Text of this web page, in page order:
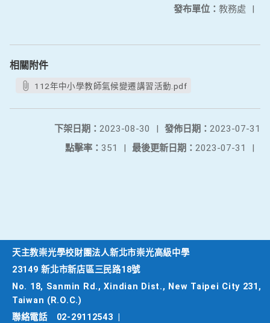
發布單位： 教務處 |
相關附件
112年中小學教師氣候變遷講習活動.pdf
發佈日期： 2023-07-31
下架日期： 2023-08-30
|
最後更新日期： 2023-07-31 |
點擊率： 351 |
天主教崇光學校財團法人新北市崇光高級中學
23149 新北市新店區三民路18號
No. 18, Sanmin Rd., Xindian Dist., New Taipei City 231,
Taiwan (R.O.C.)
聯絡電話
02-29112543